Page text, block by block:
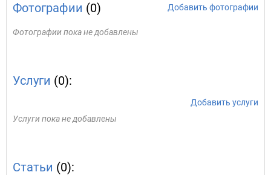
Фотографии (0) Добавить фотографии
Фотографии пока не добавлены
Услуги (0):
Добавить услуги
Услуги пока не добавлены
Статьи (0):